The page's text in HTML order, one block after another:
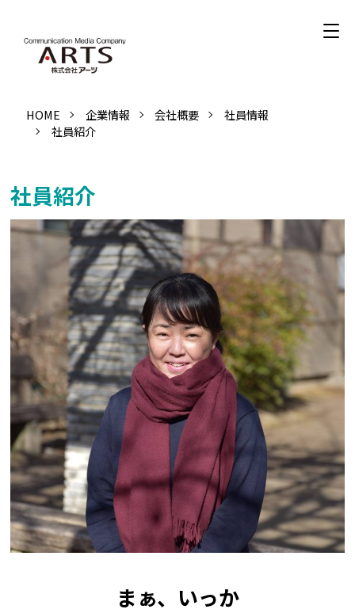
HOME 企業情報 会社概要
社員情報
社員紹介
社員紹介
まぁ、いっか